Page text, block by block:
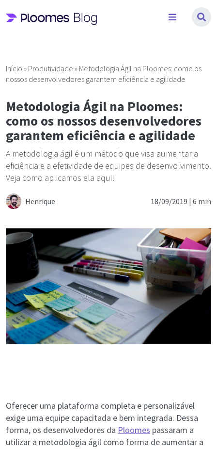
para
Início » Produtividade » Metodologia Ágil na Ploomes: como os
nossos desenvolvedores garantem eficiência e agilidade
Metodologia Ágil na Ploomes:
como os nossos desenvolvedores
garantem eficiência e agilidade
A metodologia ágil é um método que visa aumentar a
eficiência e a efetividade de equipes de desenvolvimento.
Veja como aplicamos ela aqui!
Henrique 18/09/2019 | 6 min
Oferecer uma plataforma completa e personalizável
exige uma equipe capacitada e bem integrada. Dessa
forma, os desenvolvedores da Ploomes passaram a
utilizar a metodologia ágil como forma de aumentar a